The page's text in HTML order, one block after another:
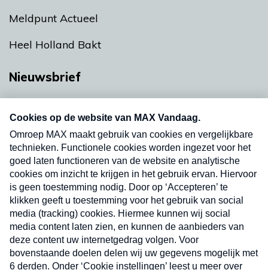
Meldpunt Actueel
Heel Holland Bakt
Nieuwsbrief
nieuwsbrief. Elke vrijdag- en dinsdagochtend in
uw mailbox.
Verzend